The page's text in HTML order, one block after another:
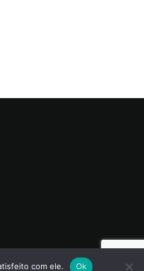
com ele. Ok